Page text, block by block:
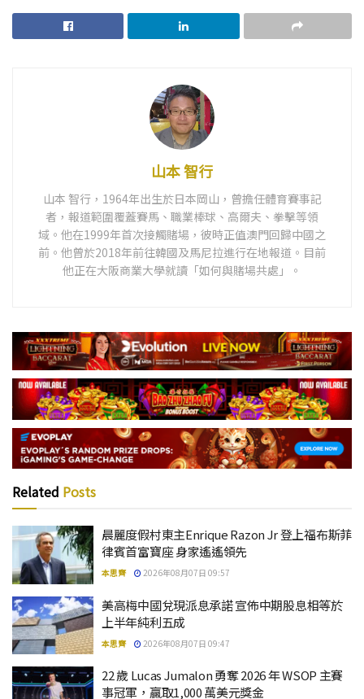
山本 智行
山本 智行，1964年出生於日本岡山，曾擔任體育賽事記
者，報道範圍覆蓋賽馬、職業棒球、高爾夫、拳擊等領
域。他在1999年首次接觸賭場，彼時正值澳門回歸中國之
前。他曾於2018年前往韓國及馬尼拉進行在地報道。目前
他正在大阪商業大學就讀「如何與賭場共處」。
Related Posts
晨麗度假村東主Enrique Razon Jr 登上福布斯菲
律賓首富寶座 身家遙遙領先
本思齊 2026年08月07日 09:57
美高梅中國兌現派息承諾 宣佈中期股息相等於
上半年純利五成
本思齊 2026年08月07日 09:47
22 歲 Lucas Jumalon 勇奪 2026 年 WSOP 主賽
事冠軍，贏取1,000 萬美元獎金